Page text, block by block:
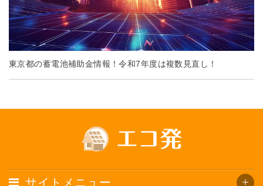
東京都の蓄電池補助金情報！令和7年度は複数見直し！
サイトメニュー